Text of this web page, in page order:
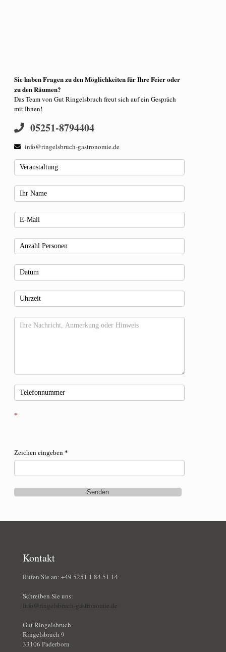
Sie haben Fragen zu den Möglichkeiten für Ihre Feier oder
zu den Räumen?
Das Team von Gut Ringelsbruch freut sich auf ein Gespräch
mit Ihnen!
05251-8794404
info@ringelsbruch-gastronomie.de
*
Zeichen eingeben*
Kontakt
Rufen Sie an: +49 5251 1 84 51 14
Schreiben Sie uns:
info@ringelsbruch-gastronomie.de
Gut Ringelsbruch
Ringelsbruch 9
33106 Paderborn